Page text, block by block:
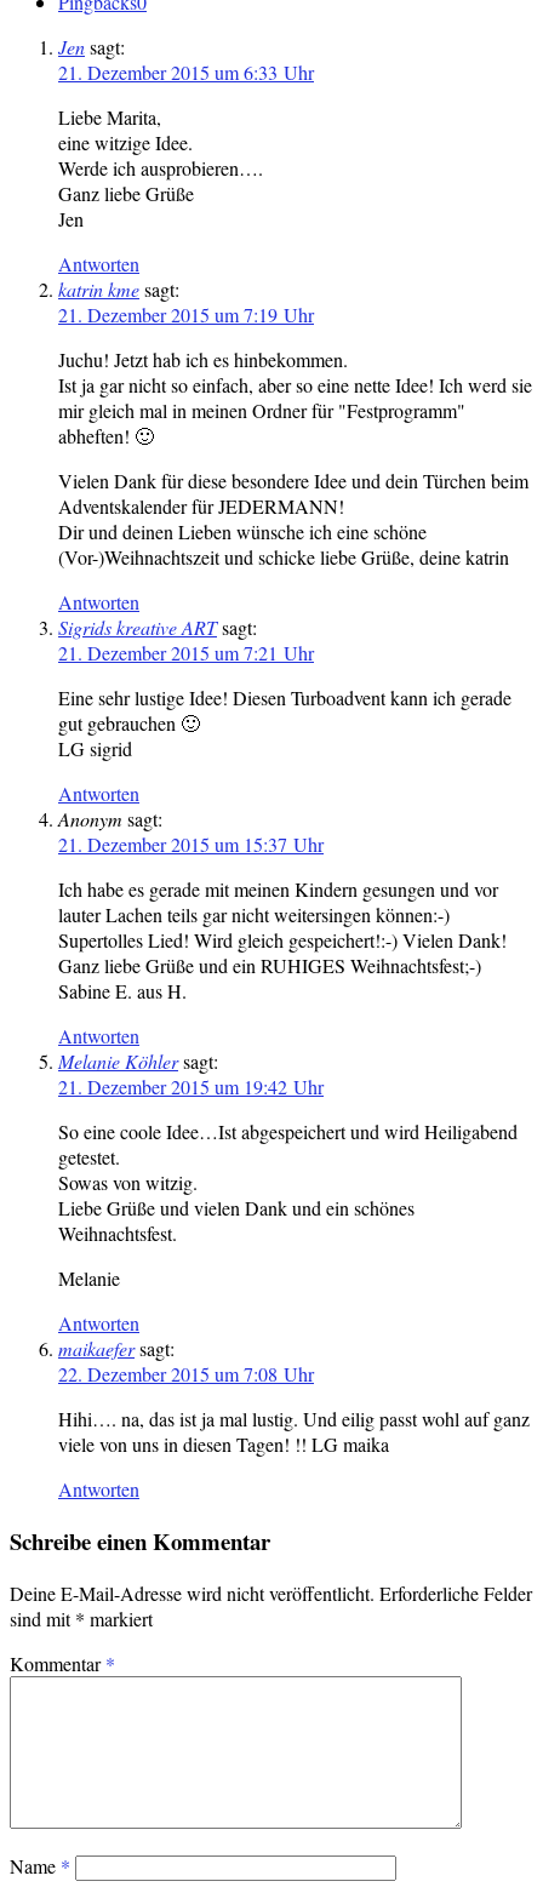
Jensagt:
21. Dezember 2015 um 6:33 Uhr
Liebe Marita,
eine witzige Idee.
Werde ich ausprobieren….
Ganz liebe Grüße
Jen
Antworten
katrin kmesagt:
21. Dezember 2015 um 7:19 Uhr
Juchu! Jetzt hab ich es hinbekommen.
Ist ja gar nicht so einfach, aber so eine nette Idee! Ich werd sie
mir gleich mal in meinen Ordner für "Festprogramm"
abheften! 🙂
Vielen Dank für diese besondere Idee und dein Türchen beim
Adventskalender für JEDERMANN!
Dir und deinen Lieben wünsche ich eine schöne
(Vor-)Weihnachtszeit und schicke liebe Grüße, deine katrin
Antworten
Sigrids kreative ARTsagt:
21. Dezember 2015 um 7:21 Uhr
Eine sehr lustige Idee! Diesen Turboadvent kann ich gerade
gut gebrauchen 🙂
LG sigrid
Antworten
Anonym sagt:
21. Dezember 2015 um 15:37 Uhr
Ich habe es gerade mit meinen Kindern gesungen und vor
lauter Lachen teils gar nicht weitersingen können:-)
Supertolles Lied! Wird gleich gespeichert!:-) Vielen Dank!
Ganz liebe Grüße und ein RUHIGES Weihnachtsfest;-)
Sabine E. aus H.
Antworten
Melanie Köhlersagt:
21. Dezember 2015 um 19:42 Uhr
So eine coole Idee…Ist abgespeichert und wird Heiligabend
getestet.
Sowas von witzig.
Liebe Grüße und vielen Dank und ein schönes
Weihnachtsfest.
Melanie
Antworten
maikaefersagt:
22. Dezember 2015 um 7:08 Uhr
Hihi…. na, das ist ja mal lustig. Und eilig passt wohl auf ganz
viele von uns in diesen Tagen! !! LG maika
Antworten
Schreibe einen Kommentar
Deine E-Mail-Adresse wird nicht veröffentlicht. Erforderliche Felder
sind mit* markiert
Kommentar*
Name *